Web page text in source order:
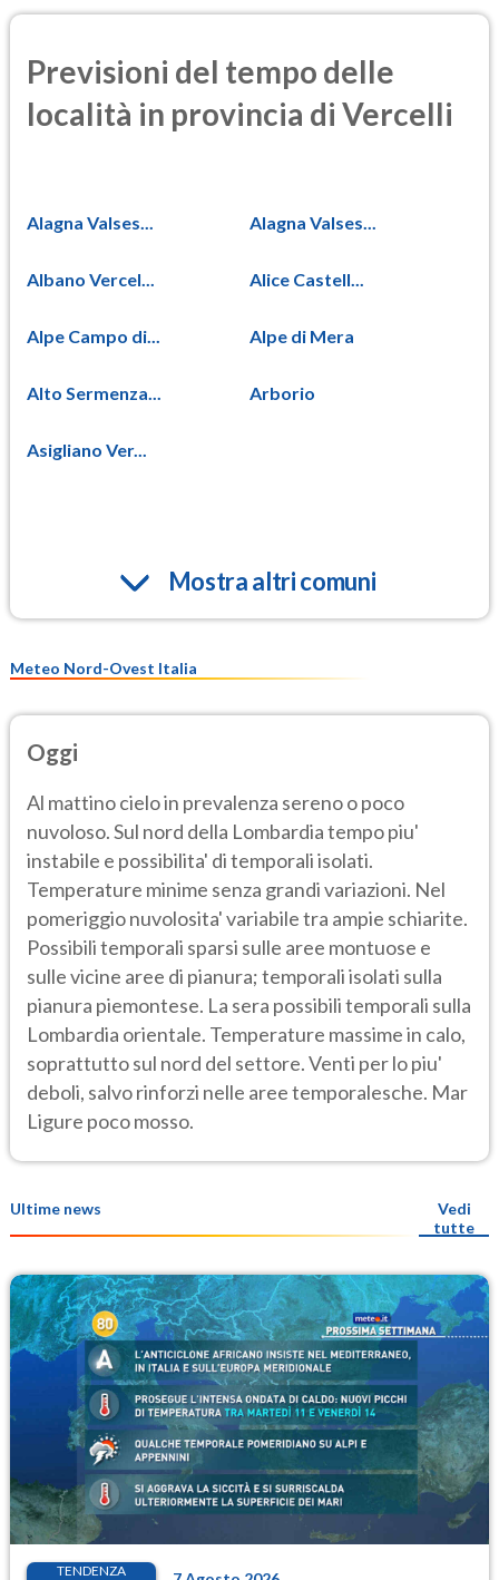
Previsioni del tempo delle
località in provincia di Vercelli
Alagna Valses... Alagna Valses...
Albano Vercel... Alice Castell...
Alpe Campo di... Alpe di Mera
Alto Sermenza... Arborio
Asigliano Ver...
Mostra altri comuni
Meteo Nord-Ovest Italia
Oggi
Al mattino cielo in prevalenza sereno o poco
nuvoloso. Sul nord della Lombardia tempo piu'
instabile e possibilita' di temporali isolati.
Temperature minime senza grandi variazioni. Nel
pomeriggio nuvolosita' variabile tra ampie schiarite.
Possibili temporali sparsi sulle aree montuose e
sulle vicine aree di pianura; temporali isolati sulla
pianura piemontese. La sera possibili temporali sulla
Lombardia orientale. Temperature massime in calo,
soprattutto sul nord del settore. Venti per lo piu'
deboli, salvo rinforzi nelle aree temporalesche. Mar
Ligure poco mosso.
Ultime news
Vedi
tutte
TENDENZA